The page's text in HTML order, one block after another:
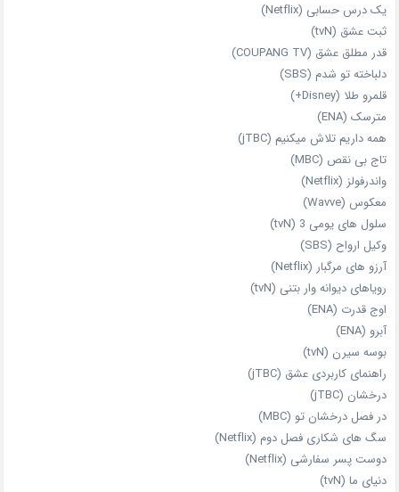
یک درس حسابی (Netflix)
ثبت عشق (tvN)
قدر مطلق عشق (COUPANG TV)
دلباخته تو شدم (SBS)
قلمرو طلا (Disney+)
مترسک (ENA)
همه داریم تلاش میکنیم (jTBC)
تاج بی‌ نقص (MBC)
واندرفولز (Netflix)
معکوس (Wavve)
سلول های یومی 3 (tvN)
وکیل ارواح (SBS)
آرزو های مرگبار (Netflix)
رویاهای دیوانه‌ وار بتنی (tvN)
اوج قدرت (ENA)
آبرو (ENA)
بوسه سیرن (tvN)
راهنمای کاربردی عشق (jTBC)
درخشان (jTBC)
در فصل درخشان تو (MBC)
سگ های شکاری فصل دوم (Netflix)
دوست‌ پسر سفارشی (Netflix)
دنیای ما (tvN)